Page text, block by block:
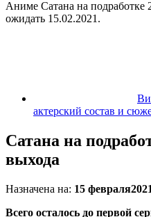
Аниме Сатана на подработке
ожидать 15.02.2021.
актерский состав и
Сатана на
выхода
Назначена на: 15 февраля2021
Всего осталось до первой